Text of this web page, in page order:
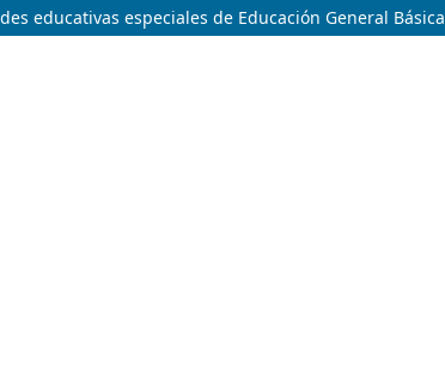
educativas especiales de Educación General Básica